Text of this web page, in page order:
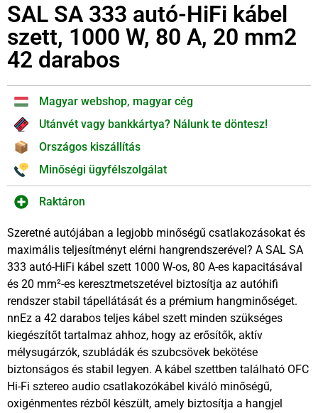
SAL SA 333 autó-HiFi kábel
szett, 1000 W, 80 A, 20 mm2
42 darabos
Magyar webshop, magyar cég
Utánvét vagy bankkártya? Nálunk te döntesz!
Országos kiszállítás
Minőségi ügyfélszolgálat
Raktáron
Szeretné autójában a legjobb minőségű csatlakozásokat és
maximális teljesítményt elérni hangrendszerével? A SAL SA
333 autó-HiFi kábel szett 1000 W-os, 80 A-es kapacitásával
és 20 mm²-es keresztmetszetével biztosítja az autóhifi
rendszer stabil tápellátását és a prémium hangminőséget.
nnEz a 42 darabos teljes kábel szett minden szükséges
kiegészítőt tartalmaz ahhoz, hogy az erősítők, aktív
mélysugárzók, szubládák és szubcsövek bekötése
biztonságos és stabil legyen. A kábel szettben található OFC
Hi-Fi sztereo audio csatlakozókábel kiváló minőségű,
oxigénmentes rézből készült, amely biztosítja a hangjel